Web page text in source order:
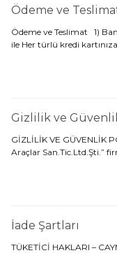
Ödeme ve
Ödeme ve Teslimat 1)
ile Her türlü kredi
Gizlilik ve
GİZLİLİK VE GÜVENLİK
Araçlar San.Tic.Ltd.Şti.”
İade Şartları
TÜKETİCİ HAKLARI –